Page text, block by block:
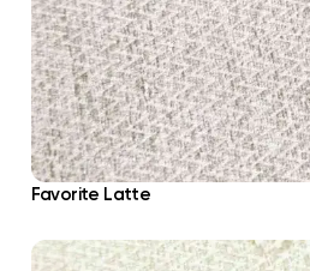
Favorite Latte